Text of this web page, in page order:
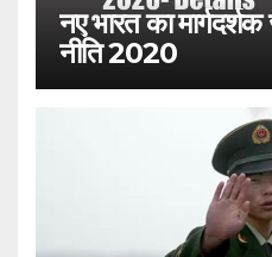
नए भारत का
नीति 2020